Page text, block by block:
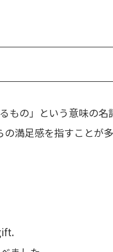
もの」という意味の
満足感を指すことが